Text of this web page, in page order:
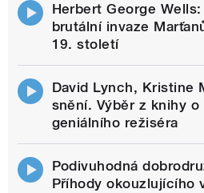
Herbert George
brutální invaze
19. století
David Lynch, Kristine
snění. Výběr z knihy o
geniálního režiséra
Podivuhodná
Příhody okouzlujícího